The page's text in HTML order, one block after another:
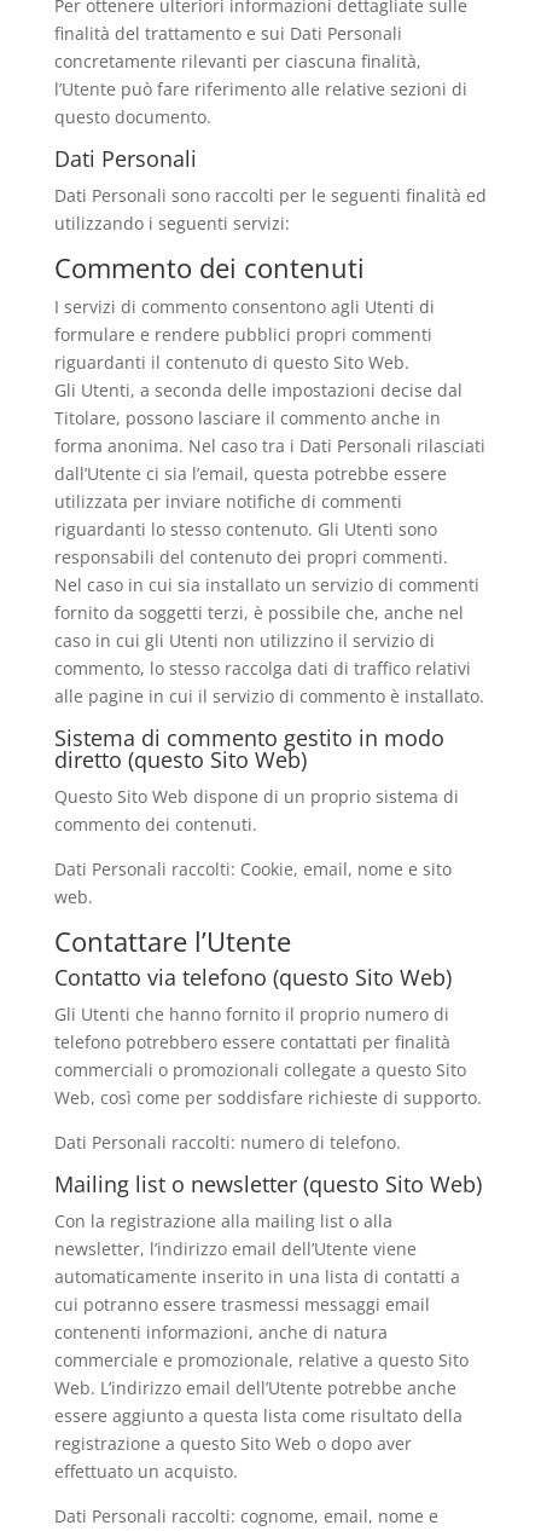
Per ottenere ulteriori informazioni dettagliate sulle
finalità del trattamento e sui Dati Personali
concretamente rilevanti per ciascuna finalità,
l’Utente può fare riferimento alle relative sezioni di
questo documento.
Dati Personali
Dati Personali sono raccolti per le seguenti finalità ed
utilizzando i seguenti servizi:
Commento dei contenuti
I servizi di commento consentono agli Utenti di
formulare e rendere pubblici propri commenti
riguardanti il contenuto di questo Sito Web.
Gli Utenti, a seconda delle impostazioni decise dal
Titolare, possono lasciare il commento anche in
forma anonima. Nel caso tra i Dati Personali rilasciati
dall’Utente ci sia l’email, questa potrebbe essere
utilizzata per inviare notifiche di commenti
riguardanti lo stesso contenuto. Gli Utenti sono
responsabili del contenuto dei propri commenti.
Nel caso in cui sia installato un servizio di commenti
fornito da soggetti terzi, è possibile che, anche nel
caso in cui gli Utenti non utilizzino il servizio di
commento, lo stesso raccolga dati di traffico relativi
alle pagine in cui il servizio di commento è installato.
Sistema di commento gestito in modo
diretto (questo Sito Web)
Questo Sito Web dispone di un proprio sistema di
commento dei contenuti.
Dati Personali raccolti: Cookie, email, nome e sito
web.
Contattare l’Utente
Contatto via telefono (questo Sito Web)
Gli Utenti che hanno fornito il proprio numero di
telefono potrebbero essere contattati per finalità
commerciali o promozionali collegate a questo Sito
Web, così come per soddisfare richieste di supporto.
Dati Personali raccolti: numero di telefono.
Mailing list o newsletter (questo Sito Web)
Con la registrazione alla mailing list o alla
newsletter, l’indirizzo email dell’Utente viene
automaticamente inserito in una lista di contatti a
cui potranno essere trasmessi messaggi email
contenenti informazioni, anche di natura
commerciale e promozionale, relative a questo Sito
Web. L’indirizzo email dell’Utente potrebbe anche
essere aggiunto a questa lista come risultato della
registrazione a questo Sito Web o dopo aver
effettuato un acquisto.
Dati Personali raccolti: cognome, email, nome e